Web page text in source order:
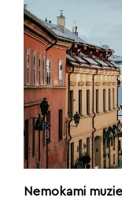
Nemokami